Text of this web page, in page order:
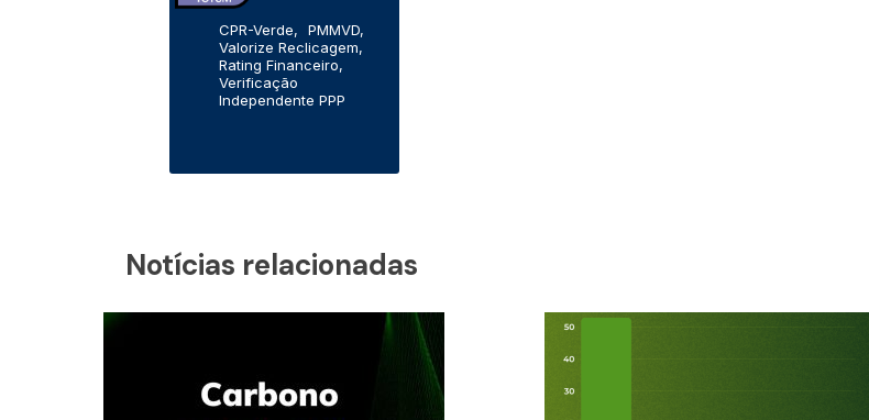
CPR-Verde,
PMMVD,
Valorize Reclicagem,
Rating Financeiro,
Verificação
Independente PPP
Notícias relacionadas